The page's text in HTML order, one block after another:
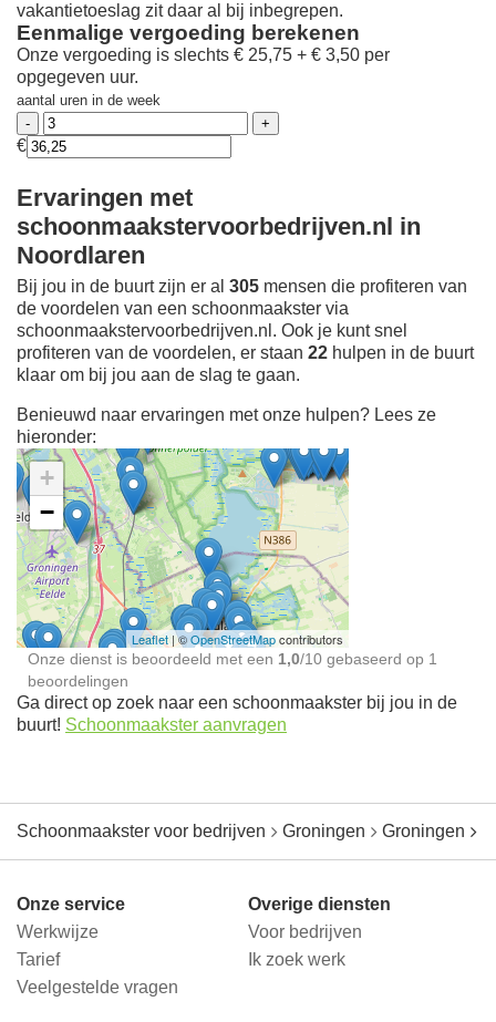
vakantietoeslag zit daar al bij inbegrepen.
Eenmalige vergoeding berekenen
Onze vergoeding is slechts € 25,75 + € 3,50 per
opgegeven uur.
aantal uren in de week
€
Ervaringen met
schoonmaakstervoorbedrijven.nl in
Noordlaren
Bij jou in de buurt zijn er al 305 mensen die profiteren van
de voordelen van een schoonmaakster via
schoonmaakstervoorbedrijven.nl. Ook je kunt snel
profiteren van de voordelen, er staan 22 hulpen in de buurt
klaar om bij jou aan de slag te gaan.
Benieuwd naar ervaringen met onze hulpen? Lees ze
hieronder:
Ontdek meer ervaringen
Schoonmaakster bij
jou in de buurt
+
−
Leaflet | ©OpenStreetMapcontributors
Onze dienst is beoordeeld met een 1,0/10 gebaseerd op 1
beoordelingen
Ga direct op zoek naar een schoonmaakster bij jou in de
buurt! Schoonmaakster aanvragen
Schoonmaakster voor bedrijven Groningen Groningen
Onze service
Werkwijze
Tarief
Veelgestelde vragen
Overige diensten
Voor bedrijven
Ik zoek werk